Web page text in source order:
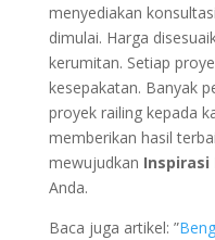
menyediakan
dimulai. Harga
kerumitan. Setiap
kesepakatan. Banyak
proyek railing kepada
memberikan hasil
mewujudkan Inspirasi
Anda.
Baca juga artikel: ”